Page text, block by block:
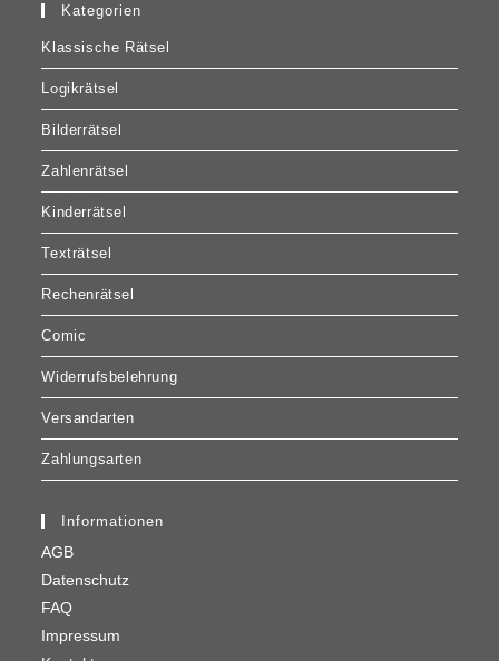
Kategorien
Klassische Rätsel
Logikrätsel
Bilderrätsel
Zahlenrätsel
Kinderrätsel
Texträtsel
Rechenrätsel
Comic
Widerrufsbelehrung
Versandarten
Zahlungsarten
Informationen
AGB
Datenschutz
FAQ
Impressum